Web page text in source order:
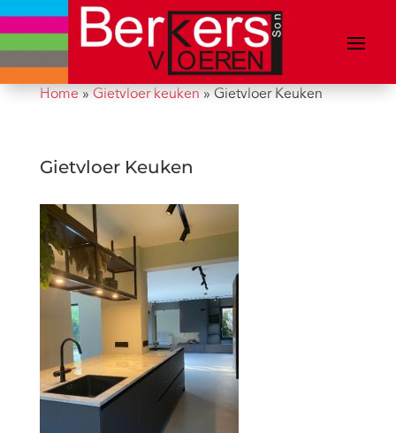
Home» Gietvloer keuken » Gietvloer Keuken
Gietvloer Keuken